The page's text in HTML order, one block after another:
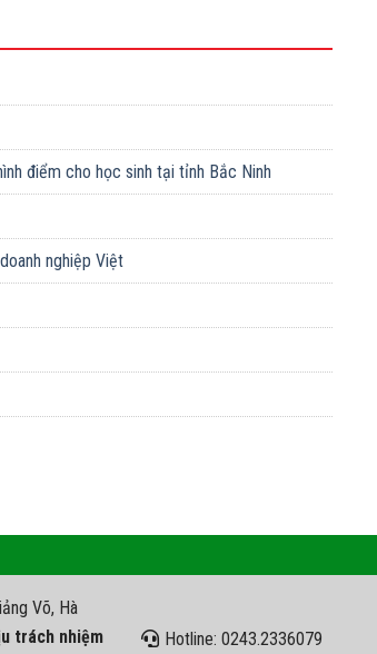
điểm cho học sinh tại tỉnh Bắc Ninh
nghiệp Việt
Võ, Hà
trách nhiệm
Hotline: 0243.2336079